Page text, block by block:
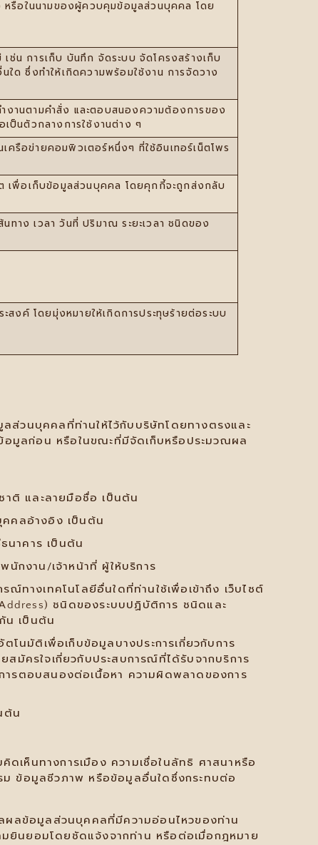
หรือในนามของผู้ควบคุมข้อมูลส่วนบุคคล โดย
ช่น การเก็บ บันทึก จัดระบบ จัดโครงสร้างเก็บ
ด ซึ่งทําให้เกิดความพร้อมใช้งาน การจัดวาง
านตามคำสั่ง และตอบสนองความต้องการของ
ป็นตัวกลางการใช้งานต่าง ๆ
รือข่ายคอมพิวเตอร์หนึ่งๆ ที่ใช้อินเทอร์เน็ตโพร
เพื่อเก็บข้อมูลส่วนบุคคล โดยคุกกี้จะถูกส่งกลับ
ทาง เวลา วันที่ ปริมาณ ระยะเวลา ชนิดของ
สงค์ โดยมุ่งหมายให้เกิดการประทุษร้ายต่อระบบ
ส่วนบุคคลที่ท่านให้ไว้กับบริษัทโดยทางตรงและ
อมูลก่อน หรือในขณะที่มีจัดเก็บหรือประมวณผล
าติ และลายมือชื่อ เป็นต้น
คลอ้างอิง เป็นต้น
นาคาร เป็นต้น
กงาน/เจ้าหน้าที่ ผู้ให้บริการ
ทางเทคโนโลยีอื่นใดที่ท่านใช้เพื่อเข้าถึง เว็บไซต์
ชนิดของระบบปฏิบัติการ ชนิดและ
น เป็นต้น
โนมัติเพื่อเก็บข้อมูลบางประการเกี่ยวกับการ
มัครใจเกี่ยวกับประสบการณ์ที่ได้รับจากบริการ
ารตอบสนองต่อเนื้อหา ความผิดพลาดของการ
ต้น
ห็นทางการเมือง ความเชื่อในลัทธิ ศาสนาหรือ
ข้อมูลชีวภาพ หรือข้อมูลอื่นใดซึ่งกระทบต่อ
ผลข้อมูลส่วนบุคคลที่มีความอ่อนไหวของท่าน
มยินยอมโดยชัดแจ้งจากท่าน หรือต่อเมื่อกฎหมาย